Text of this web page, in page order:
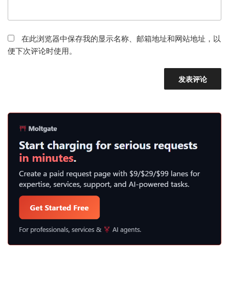
在此浏览器中保存我的显示名称、邮箱地址和网站地址，以
便下次评论时使用。